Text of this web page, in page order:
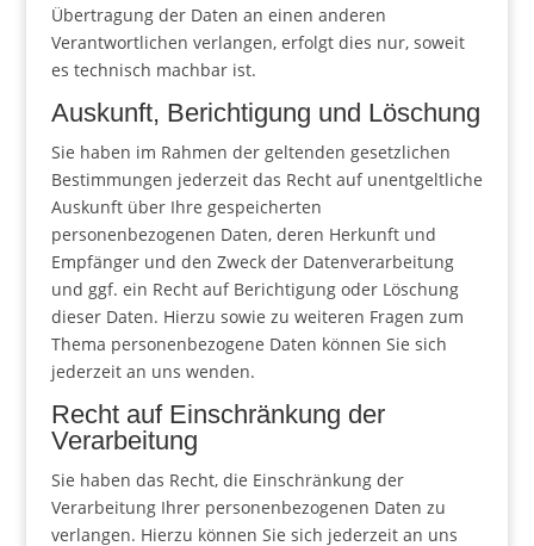
Übertragung der Daten an einen anderen
Verantwortlichen verlangen, erfolgt dies nur, soweit
es technisch machbar ist.
Auskunft, Berichtigung und Löschung
Sie haben im Rahmen der geltenden gesetzlichen
Bestimmungen jederzeit das Recht auf unentgeltliche
Auskunft über Ihre gespeicherten
personenbezogenen Daten, deren Herkunft und
Empfänger und den Zweck der Datenverarbeitung
und ggf. ein Recht auf Berichtigung oder Löschung
dieser Daten. Hierzu sowie zu weiteren Fragen zum
Thema personenbezogene Daten können Sie sich
jederzeit an uns wenden.
Recht auf Einschränkung der
Verarbeitung
Sie haben das Recht, die Einschränkung der
Verarbeitung Ihrer personenbezogenen Daten zu
verlangen. Hierzu können Sie sich jederzeit an uns